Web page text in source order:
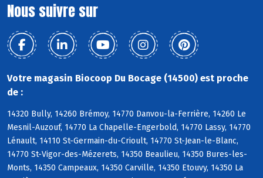
Nous suivre sur
Votre magasin Biocoop Du Bocage (14500) est proche
de :
14320 Bully, 14260 Brémoy, 14770 Danvou-la-Ferrière, 14260 Le
Mesnil-Auzouf, 14770 La Chapelle-Engerbold, 14770 Lassy, 14770
Lénault, 14110 St-Germain-du-Crioult, 14770 St-Jean-le-Blanc,
14770 St-Vigor-des-Mézerets, 14350 Beaulieu, 14350 Bures-les-
Monts, 14350 Campeaux, 14350 Carville, 14350 Etouvy, 14350 La